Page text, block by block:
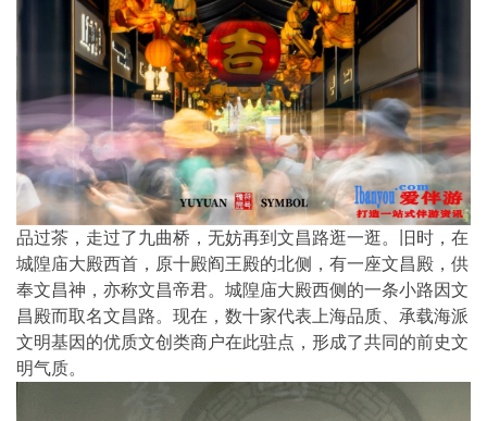
品过茶，走过了九曲桥，无妨再到文昌路逛一逛。旧时，在
城隍庙大殿西首，原十殿阎王殿的北侧，有一座文昌殿，供
奉文昌神，亦称文昌帝君。城隍庙大殿西侧的一条小路因文
昌殿而取名文昌路。现在，数十家代表上海品质、承载海派
文明基因的优质文创类商户在此驻点，形成了共同的前史文
明气质。